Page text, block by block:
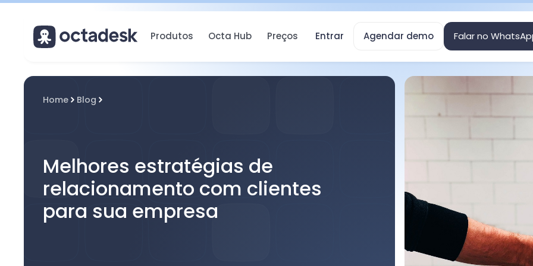
Entrar Agendar demo Falar no
Produtos Octa Hub Preços
Home Blog
Melhores estratégias de
relacionamento com clientes
para sua empresa